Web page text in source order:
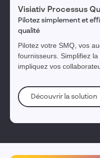
Visiativ Processus
Pilotez simplement et
qualité
Pilotez votre SMQ, vos
fournisseurs. Simplifiez
impliquez vos
Découvrir la solution